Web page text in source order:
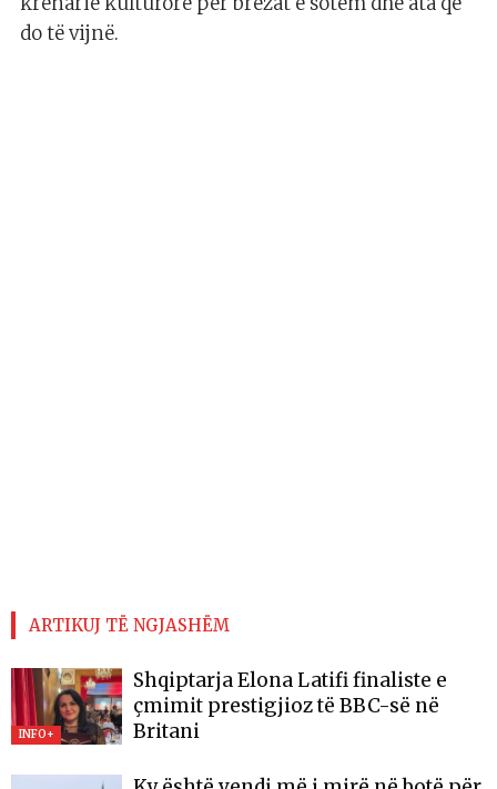
do të vijnë.
ARTIKUJ TË NGJASHËM
INFO+
Shqiptarja Elona Latifi finaliste e
çmimit prestigjioz të BBC-së në
Britani